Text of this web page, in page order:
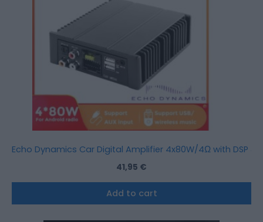
Echo Dynamics Car Digital Amplifier 4x80W/4Ω with DSP &
41,95 €
Add to cart